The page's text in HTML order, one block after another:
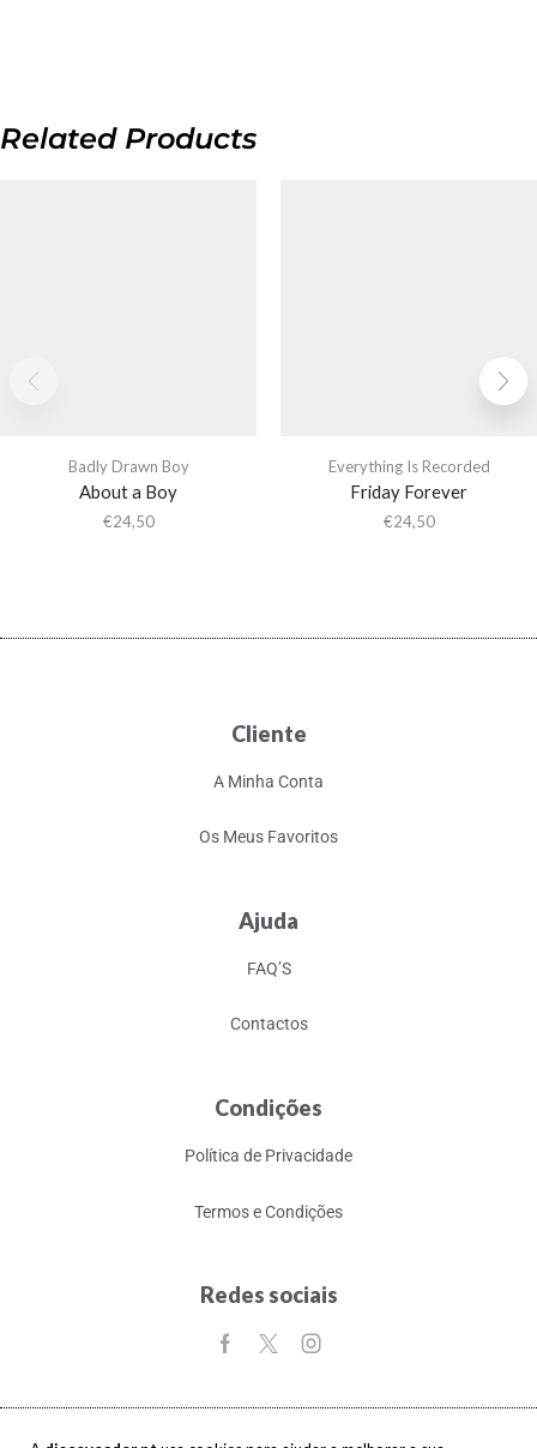
Related Products
Badly Drawn Boy
About a Boy
€24,50
Everything Is Recorded
Friday Forever
€24,50
Cliente
A Minha Conta
Os Meus Favoritos
Ajuda
FAQ’S
Contactos
Condições
Política de Privacidade
Termos e Condições
Redes sociais